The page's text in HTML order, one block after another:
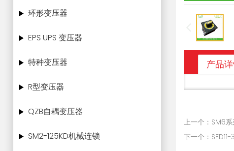
环形变压器
EPS UPS 变压器
特种变压器
R型变压器
QZB自耦变压器
SM2-125KD机械连锁
产品
上一个：SM6系
下一个：